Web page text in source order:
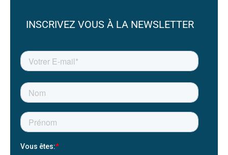
INSCRIVEZ VOUS À LA NEWSLETTER